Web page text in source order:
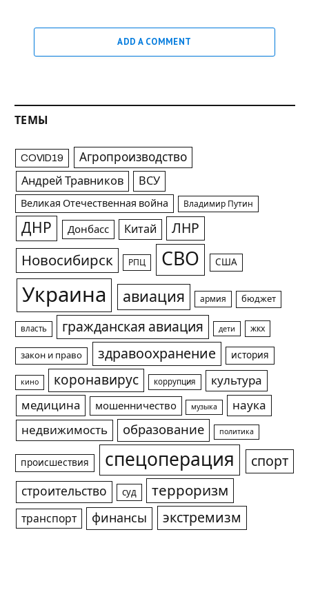
ADD A COMMENT
ТЕМЫ
COVID19 Агропроизводство
Андрей Травников ВСУ
Великая Отечественная война Владимир Путин
ДНР Донбасс Китай ЛНР
Новосибирск РПЦ СВО США
Украина авиация армия бюджет
власть гражданская авиация дети жкх
закон и право здравоохранение история
кино коронавирус коррупция
культура
медицина
мошенничество музыка
наука
недвижимость
образование политика
происшествия спецоперация спорт
строительство суд терроризм
транспорт финансы экстремизм